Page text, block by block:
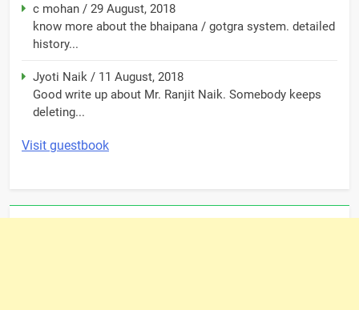
c mohan / 29 August, 2018
know more about the bhaipana / gotgra system. detailed
history...
Jyoti Naik / 11 August, 2018
Good write up about Mr. Ranjit Naik. Somebody keeps
deleting...
Visit guestbook